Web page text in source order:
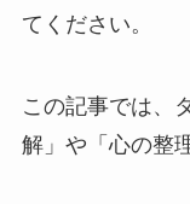
てください。
この記事では、
解」や「心の整